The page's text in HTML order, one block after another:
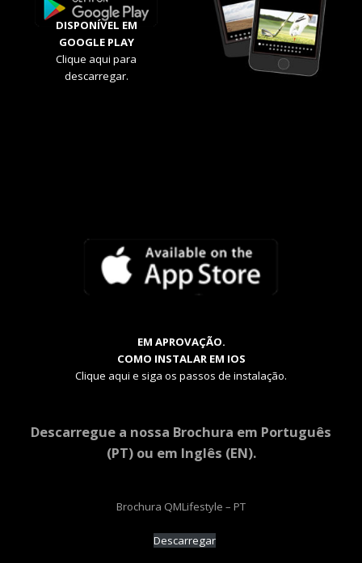
DISPONÍVEL EM
GOOGLE PLAY
Clique aqui para
descarregar.
EM APROVAÇÃO.
COMO INSTALAR EM IOS
Clique aqui e siga os passos de instalação.
Descarregue a nossa Brochura em Português
(PT) ou em Inglês (EN).
Brochura QMLifestyle – PT
Descarregar